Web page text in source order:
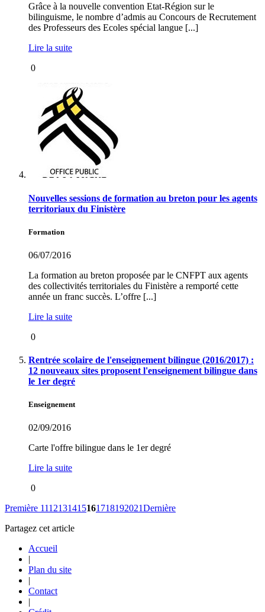
Grâce à la nouvelle convention Etat-Région sur le
bilinguisme, le nombre d’admis au Concours de Recrutement
des Professeurs des Ecoles spécial langue [...]
Lire la suite
0
Nouvelles sessions de formation au breton pour les agents
territoriaux du Finistère
Formation
06/07/2016
La formation au breton proposée par le CNFPT aux agents
des collectivités territoriales du Finistère a remporté cette
année un franc succès. L’offre [...]
Lire la suite
0
Rentrée scolaire de l'enseignement bilingue (2016/2017) :
12 nouveaux sites proposent l'enseignement bilingue dans
le 1er degré
Enseignement
02/09/2016
Carte l'offre bilingue dans le 1er degré
Lire la suite
0
Première 1112131415161718192021Dernière
Partagez cet article
Accueil
Plan du site
Contact